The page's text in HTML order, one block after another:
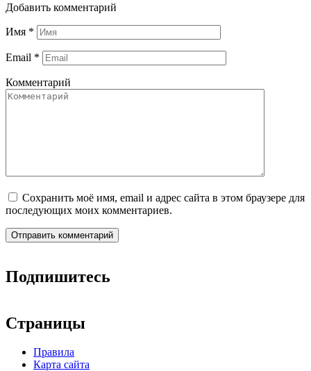
Добавить комментарий
Имя *
Email *
Комментарий
Сохранить моё имя, email и адрес сайта в этом браузере для
последующих моих комментариев.
Подпишитесь
Страницы
Правила
Карта сайта